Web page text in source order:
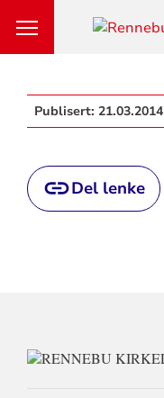
Publisert: 21.03.2014
Del lenke